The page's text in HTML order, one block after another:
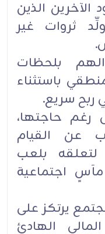
الذين
ثروات غير
بلحظات
باستثناء
ربح سريع.
رغم حاجتها،
عن القيام
لتعلقه بلعب
اجتماعية
يرتكز على
الهادئ